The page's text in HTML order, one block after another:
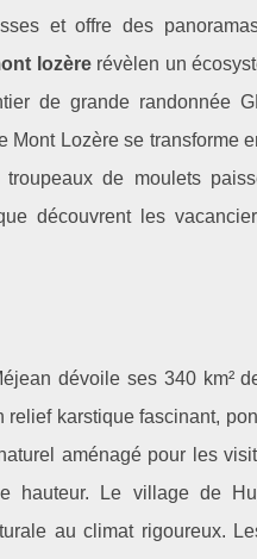
et offre des
lozèrerévèlen un
de grande randonnée
Lozère se transforme
de moulets
découvrent les
dévoile ses 340 km²
karstique fascinant,
aménagé pour les
hauteur. Le village de
au climat rigoureux.